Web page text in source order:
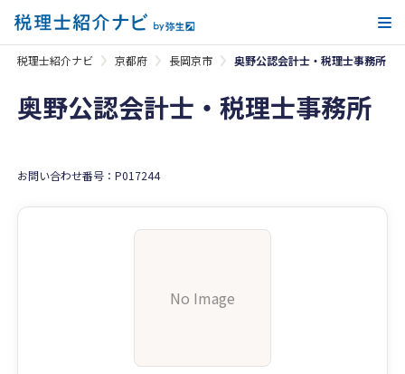
税理士紹介ナビ 京都府 長岡京市 奥野公認会計士・税理士事務所
奥野公認会計士・税理士事務所
お問い合わせ番号：P017244
No Image